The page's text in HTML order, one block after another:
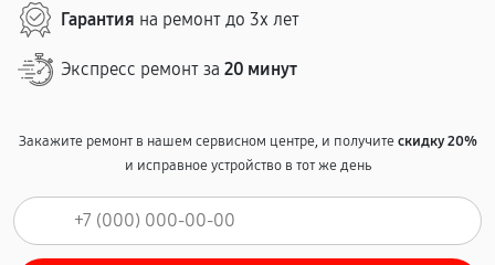
Гарантия на ремонт до 3х лет
Экспресс ремонт за 20 минут
Закажите ремонт в нашем сервисном центре, и получитескидку 20%
и исправное устройство в тот же день